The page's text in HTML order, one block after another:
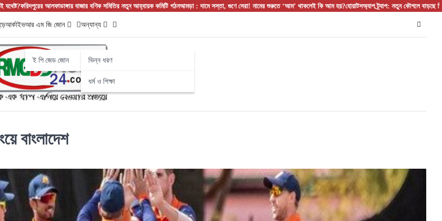
আলফাডাঙ্গায় বাজার বণিক সমিতির নতুন আহ্বায়ক কমিটি গঠনআমড়া : দামে সস্তা, গুণে সেরা! নামের শুরুতে ‘আম’ থাকলেই কি আম হয়?হোয়াটসঅ্যাপ ট্র্যাপ: নতুন কৌশলে বাড়ছে ডিজিটাল প্রতারণা
আর্কাইভআর এম জি জোন
ই পি জেড জোন
অন্যান্য
ভিন্ন ধরণ
ধর্ম ও শিক্ষা
বাংলাদেশ